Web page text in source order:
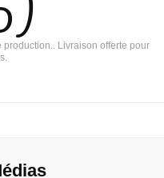
Livraison offerte pour